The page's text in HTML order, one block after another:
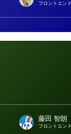
フロントエン
藤田 智朗
フロントエン